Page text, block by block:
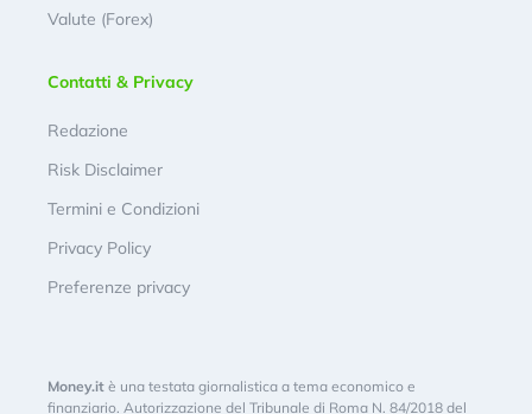
Valute (Forex)
Contatti & Privacy
Redazione
Risk Disclaimer
Termini e Condizioni
Privacy Policy
Preferenze privacy
Money.it è una testata giornalistica a tema economico e
finanziario. Autorizzazione del Tribunale di Roma N. 84/2018 del